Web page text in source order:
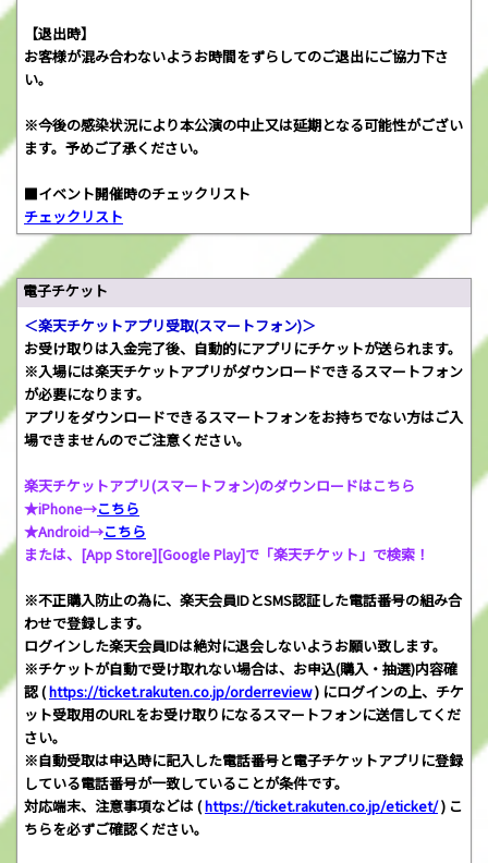
【退出時】
お客様が混み合わないようお時間をずらしてのご退出にご協力下さ
い。
※今後の感染状況により本公演の中止又は延期となる可能性がござい
ます。予めご了承ください。
■イベント開催時のチェックリスト
チェックリスト
電子チケット
＜楽天チケットアプリ受取(スマートフォン)＞
お受け取りは入金完了後、自動的にアプリにチケットが送られます。
※入場には楽天チケットアプリがダウンロードできるスマートフォン
が必要になります。
アプリをダウンロードできるスマートフォンをお持ちでない方はご入
場できませんのでご注意ください。
楽天チケットアプリ(スマートフォン)のダウンロードはこちら
★iPhone→こちら
★Android→こちら
または、[App Store][Google Play]で「楽天チケット」で検索！
※不正購入防止の為に、楽天会員IDとSMS認証した電話番号の組み合
わせで登録します。
ログインした楽天会員IDは絶対に退会しないようお願い致します。
※チケットが自動で受け取れない場合は、お申込(購入・抽選)内容確
認 (https://ticket.rakuten.co.jp/orderreview) にログインの上、チケ
ット受取用のURLをお受け取りになるスマートフォンに送信してくだ
さい。
※自動受取は申込時に記入した電話番号と電子チケットアプリに登録
している電話番号が一致していることが条件です。
対応端末、注意事項などは (https://ticket.rakuten.co.jp/eticket/) こ
ちらを必ずご確認ください。